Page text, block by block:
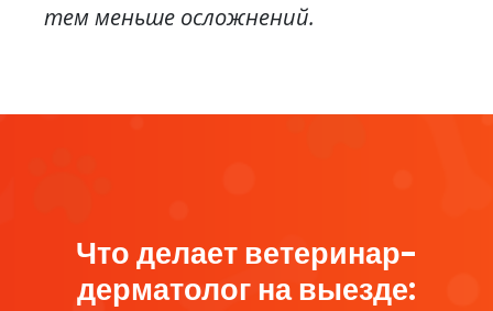
тем меньше осложнений.
Что делает ветеринар-
дерматолог на выезде: